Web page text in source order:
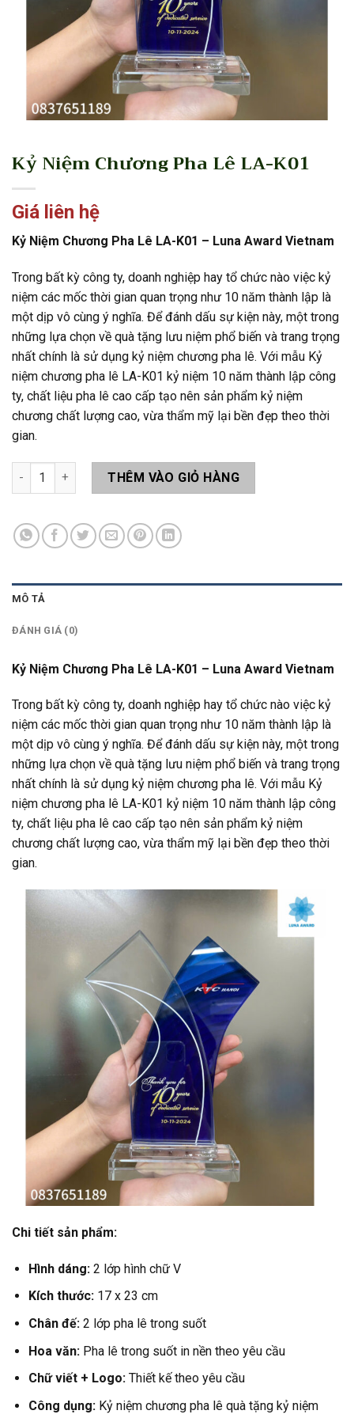
Kỷ Niệm Chương Pha Lê LA-K01
Giá liên hệ
Kỷ Niệm Chương Pha Lê LA-K01 – Luna Award Vietnam
Trong bất kỳ công ty, doanh nghiệp hay tổ chức nào việc kỷ
niệm các mốc thời gian quan trọng như 10 năm thành lập là
một dịp vô cùng ý nghĩa. Để đánh dấu sự kiện này, một trong
những lựa chọn về quà tặng lưu niệm phổ biến và trang trọng
nhất chính là sử dụng kỷ niệm chương pha lê. Với mẫu Kỷ
niệm chương pha lê LA-K01 kỷ niệm 10 năm thành lập công
ty, chất liệu pha lê cao cấp tạo nên sản phẩm kỷ niệm
chương chất lượng cao, vừa thẩm mỹ lại bền đẹp theo thời
gian.
Kỷ Niệm Chương Pha Lê LA-K01 số lượng
THÊM VÀO GIỎ HÀNG
MÔ TẢ
ĐÁNH GIÁ (0)
Kỷ Niệm Chương Pha Lê LA-K01 – Luna Award Vietnam
Trong bất kỳ công ty, doanh nghiệp hay tổ chức nào việc kỷ
niệm các mốc thời gian quan trọng như 10 năm thành lập là
một dịp vô cùng ý nghĩa. Để đánh dấu sự kiện này, một trong
những lựa chọn về quà tặng lưu niệm phổ biến và trang trọng
nhất chính là sử dụng kỷ niệm chương pha lê. Với mẫu Kỷ
niệm chương pha lê LA-K01 kỷ niệm 10 năm thành lập công
ty, chất liệu pha lê cao cấp tạo nên sản phẩm kỷ niệm
chương chất lượng cao, vừa thẩm mỹ lại bền đẹp theo thời
gian.
Chi tiết sản phẩm:
Hình dáng:2 lớp hình chữ V
Kích thước: 17x 23 cm
Chân đế:2 lớp pha lê trong suốt
Hoa văn: Pha lê trong suốt in nền theo yêu cầu
Chữ viết + Logo: Thiết kế theo yêu cầu
Công dụng:Kỷ niệm chương pha lê quà tặng kỷ niệm